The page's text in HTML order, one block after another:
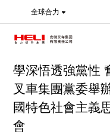
全球合力
學深悟透強黨
叉車集團黨委舉
國特色社會主義
會